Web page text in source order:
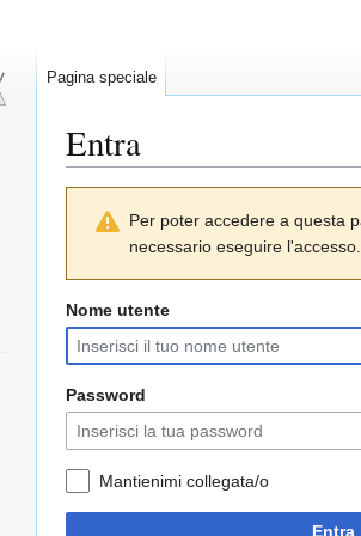
Entra
navigazione
Per poter accedere a questa
necessario eseguire l'accesso.
Nome utente
Password
Mantienimi collegata/o
Entra
Pagina speciale